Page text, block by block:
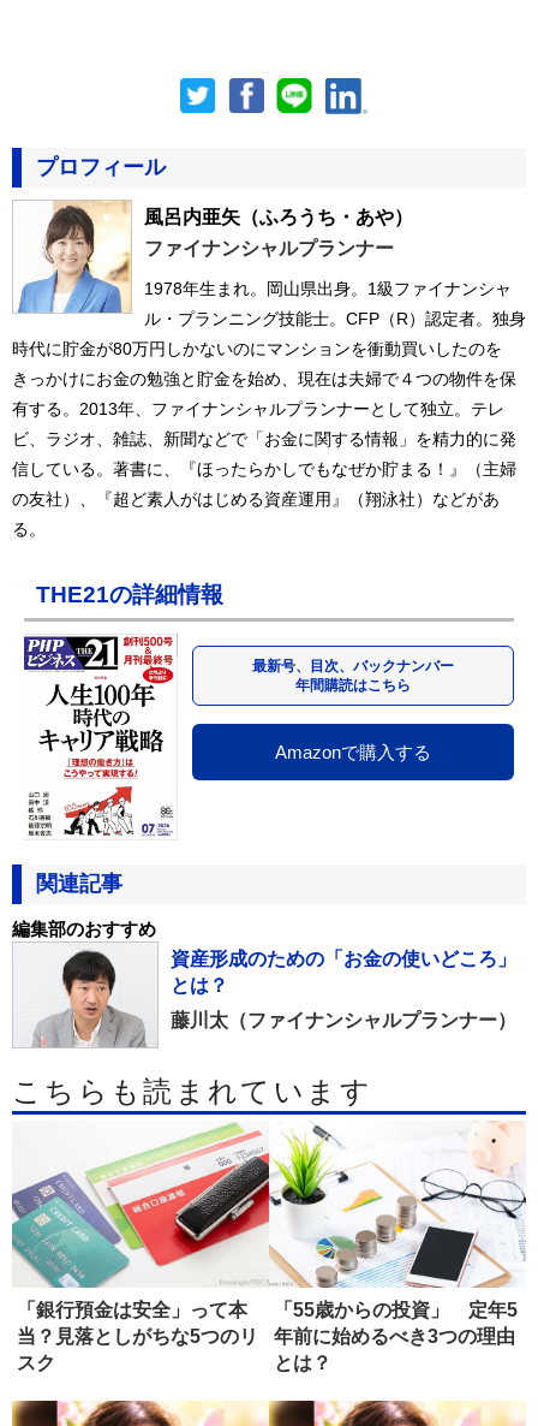
プロフィール
風呂内亜矢 （ふろうち・あや）
ファイナンシャルプランナー
1978年生まれ。岡山県出身。1級ファイナンシャ
ル・プランニング技能士。CFP（R）認定者。独身
時代に貯金が80万円しかないのにマンションを衝動買いしたのを
きっかけにお金の勉強と貯金を始め、現在は夫婦で４つの物件を保
有する。2013年、ファイナンシャルプランナーとして独立。テレ
ビ、ラジオ、雑誌、新聞などで「お金に関する情報」を精力的に発
信している。著書に、『ほったらかしでもなぜか貯まる！』（主婦
の友社）、『超ど素人がはじめる資産運用』（翔泳社）などがあ
る。
THE21の詳細情報
最新号、目次、バックナンバー
年間購読はこちら
Amazonで購入する
関連記事
編集部のおすすめ
資産形成のための「お金の使いどころ」
とは？
藤川太（ファイナンシャルプランナー）
こちらも読まれています
「銀行預金は安全」って本
当？見落としがちな5つのリ
スク
「55歳からの投資」 定年5
年前に始めるべき3つの理由
とは？